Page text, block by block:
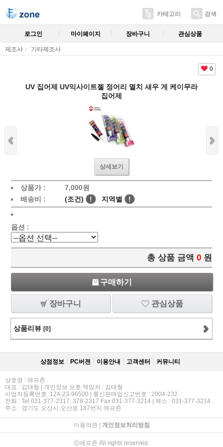
카테고리 검색
로그인 마이페이지 장바구니 관심상품
제조사 기타제조사
0
UV 집어제 UV익사이트젤 정어리 멸치 새우 게 케이무라
집어제
상세보기
상품가 : 7,000원
배송비 :
(조건) ! 지역별 !
옵션 :
총 상품 금액 0 원
구매하기
장바구니 관심상품
상품리뷰 [0]
상점정보 PC버젼 이용안내 고객센터 커뮤니티
상호명 : 에프죤
대표 : 김태형 | 개인정보 보호 책임자 : 김태형
사업자등록번호 :124-23-96500 | 통신판매업신고번호 : 2004-232
전화 : Tel 031-377-2317, 378-2317 Fax 031-377-3214 | 팩스 : 031-377-3214
주소 : 경기도 오산시 오산로 187번지 에프죤
이용약관| 개인정보처리방침
ⓒ에프죤 All rights reserved.